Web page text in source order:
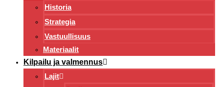
Historia
Strategia
Vastuullisuus
Materiaalit
Kilpailu ja valmennus
Lajit